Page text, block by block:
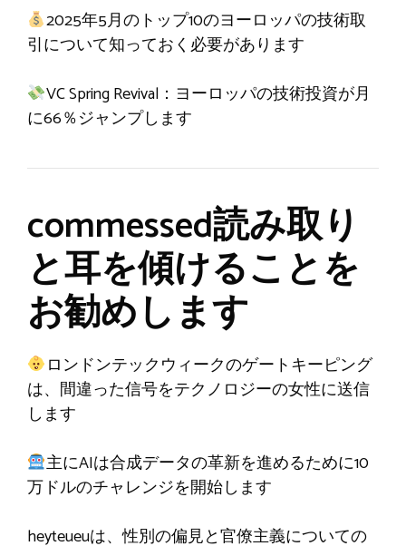
2025年5月のトップ10のヨーロッパの技術取
引について知っておく必要があります
VC Spring Revival：ヨーロッパの技術投資が月
に66％ジャンプします
commessed読み取り
と耳を傾けることを
お勧めします
ロンドンテックウィークのゲートキーピング
は、間違った信号をテクノロジーの女性に送信
します
主にAIは合成データの革新を進めるために10
万ドルのチャレンジを開始します
heyteueuは、性別の偏見と官僚主義についての